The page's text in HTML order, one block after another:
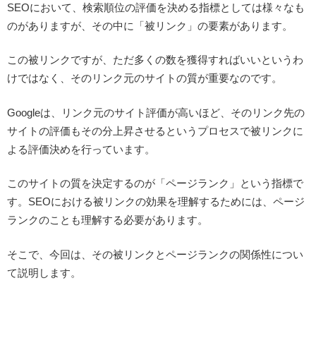
SEOにおいて、検索順位の評価を決める指標としては様々なも
のがありますが、その中に「被リンク」の要素があります。
この被リンクですが、ただ多くの数を獲得すればいいというわ
けではなく、そのリンク元のサイトの質が重要なのです。
Googleは、リンク元のサイト評価が高いほど、そのリンク先の
サイトの評価もその分上昇させるというプロセスで被リンクに
よる評価決めを行っています。
このサイトの質を決定するのが「ページランク」という指標で
す。SEOにおける被リンクの効果を理解するためには、ページ
ランクのことも理解する必要があります。
そこで、今回は、その被リンクとページランクの関係性につい
て説明します。